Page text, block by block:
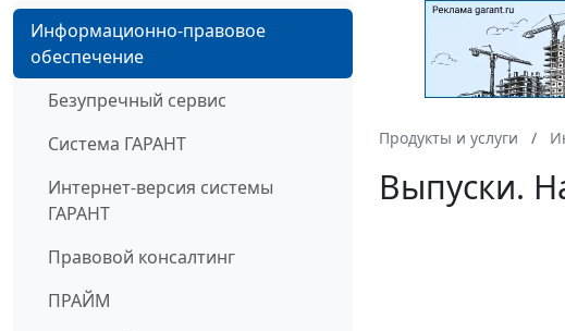
Информационно-правовое
обеспечение
Безупречный сервис
Система ГАРАНТ
Интернет-версия системы
ГАРАНТ
Правовой консалтинг
ПРАЙМ
Продукты и услуги
Выпуски.